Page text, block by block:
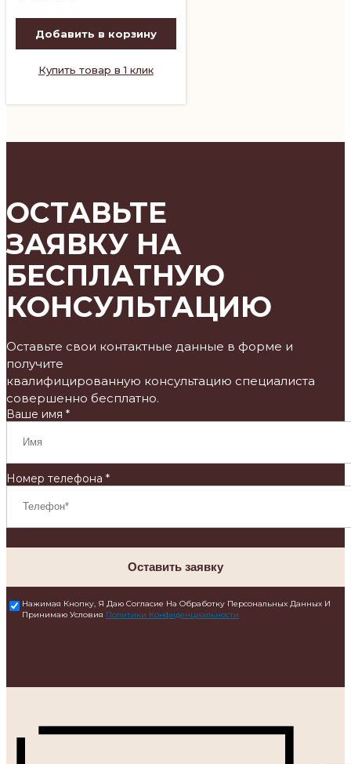
Добавить в корзину
Купить товар в 1 клик
ОСТАВЬТЕ
ЗАЯВКУ НА
БЕСПЛАТНУЮ
КОНСУЛЬТАЦИЮ
Оставьте свои контактные данные в форме и
получите
квалифицированную консультацию специалиста
совершенно бесплатно.
Ваше имя *
Номер телефона *
Оставить заявку
Нажимая Кнопку, Я Даю Согласие На Обработку Персональных Данных И
Принимаю Условия Политики Конфиденциальности